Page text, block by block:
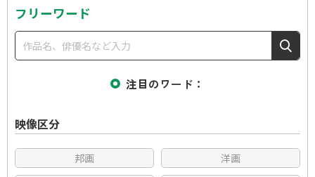
フリーワード
注目のワード
映像区分
邦画
洋画